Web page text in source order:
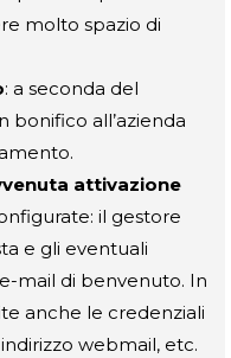
molto spazio di
: a seconda del
all’azienda
attivazione
il gestore
e gli eventuali
mail di benvenuto. In
anche le credenziali
webmail, etc.